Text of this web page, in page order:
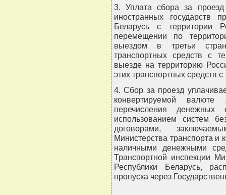
3. Уплата сбора за проезд
иностранных государств
Беларусь с территории
перемещении по
выездом в третьи
транспортных средств с
выезде на территорию
этих транспортных средств
4. Сбор за проезд
конвертируемой
перечисления
использованием систем
договорами,
Министерства транспорта и
наличными денежными
Транспортной инспекции
Республики Беларусь,
пропуска через